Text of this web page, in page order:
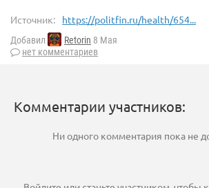
Источник: https://politfin.ru/health/654...
Добавил Retorin 8 Мая
нет комментариев
Комментарии участников:
Ни одного комментария пока не